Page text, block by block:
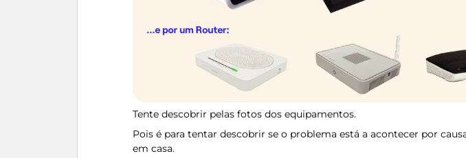
Tente descobrir pelas fotos dos equipamentos.
Pois é para tentar descobrir se o problema está a acontecer por
em casa.